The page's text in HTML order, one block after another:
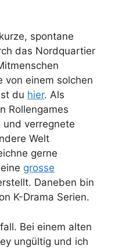
spontane
das Nordquartier
von einem solchen
du hier. Als
Rollengames
verregnete
Welt
gerne
grosse
Daneben bin
K-Drama Serien.
Bei einem alten
ungültig und ich